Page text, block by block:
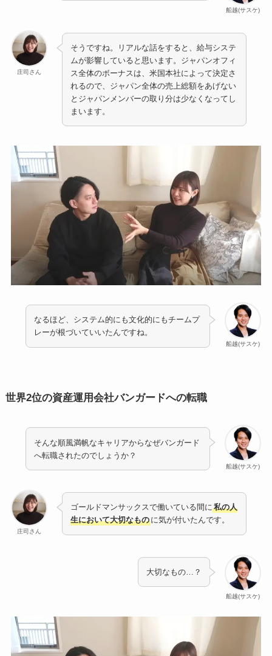
船越(サスケ)
庄司さん
そうですね。リアルな話をすると、給与システ
ムが影響していると思います。ジャパンオフィ
ス全体のボーナスは、米国本社によって決定さ
れるので、ジャパン全体の売上総額をあげない
とジャパンメンバーの取り分は少なくなってし
まいます。
船越(サスケ)
なるほど、システム的にも文化的にもチームプ
レーが根づいていいたんですね。
世界2位の資産運用会社バンガードへの転職
船越(サスケ)
そんな順風満帆なキャリアからなぜバンガード
へ転職されたのでしょうか？
庄司さん
ゴールドマンサックスで働いている間に私の人
生において大切なものに気が付いたんです。
船越(サスケ)
大切なもの…？